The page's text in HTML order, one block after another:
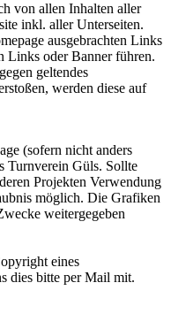
von allen Inhalten aller
inkl. aller Unterseiten.
ausgebrachten Links
Links oder Banner führen.
geltendes
werden diese auf
(sofern nicht anders
Turnverein Güls. Sollte
Projekten Verwendung
möglich. Die Grafiken
weitergegeben
eines
dies bitte per Mail mit.